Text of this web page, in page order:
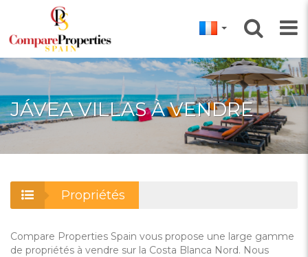
JÁVEA VILLAS À VENDRE
Propriétés
Compare Properties Spain vous propose une large gamme
de propriétés à vendre sur la Costa Blanca Nord. Nous